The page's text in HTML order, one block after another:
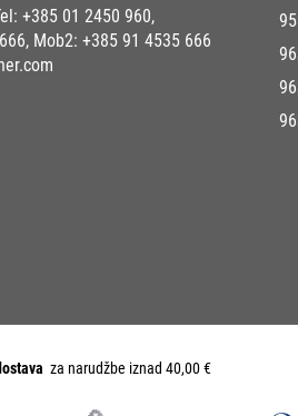
+385 01 2450 960,
, Mob2: +385 91 4535 666
za narudžbe iznad 40,00 €